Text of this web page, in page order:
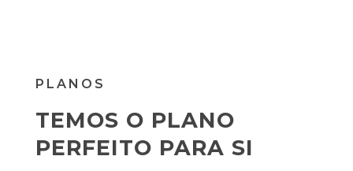
PLANOS
TEMOS O PLANO
PERFEITO PARA SI